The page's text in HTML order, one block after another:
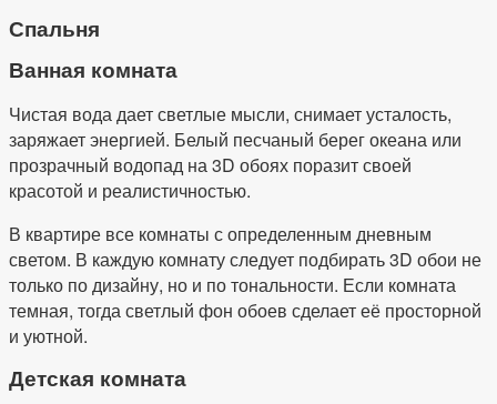
Спальня
Ванная комната
Чистая вода дает светлые мысли, снимает усталость,
заряжает энергией. Белый песчаный берег океана или
прозрачный водопад на 3D обоях поразит своей
красотой и реалистичностью.
В квартире все комнаты с определенным дневным
светом. В каждую комнату следует подбирать 3D обои не
только по дизайну, но и по тональности. Если комната
темная, тогда светлый фон обоев сделает её просторной
и уютной.
Детская комната